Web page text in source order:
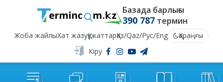
Базада барлығы
390 787термин
Жоба жайлыХат жазуҚұжаттарҚаз/Qaz/Рус/Eng
Қараңғы
Кіру